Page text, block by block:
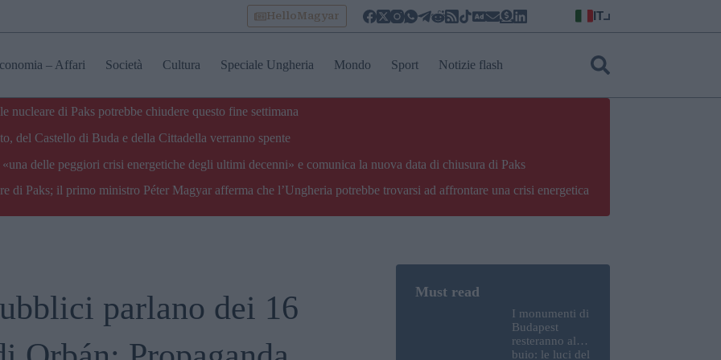
HelloMagyar IT
– Affari Società Cultura Speciale Ungheria Mondo Sport Notizie flash
nucleare di Paks potrebbe chiudere questo fine settimana
del Castello di Buda e della Cittadella verranno spente
delle peggiori crisi energetiche degli ultimi decenni» e comunica la nuova data di chiusura di Paks
di Paks; il primo ministro Péter Magyar afferma che l’Ungheria potrebbe trovarsi ad affrontare una crisi energetica
parlano dei 16
I monumenti di
Budapest
resteranno al
buio: le luci del